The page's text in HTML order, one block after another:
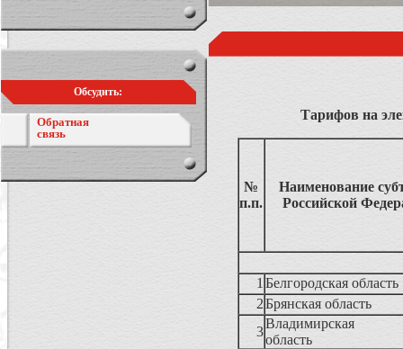
Обсудить:
Обратная
связь
Тарифов на
№
п.п.
Наименование
Российской
1 Белгородская область
2Брянская
3
Владимирская
область